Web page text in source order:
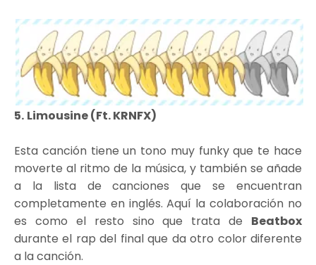
5. Limousine (Ft. KRNFX)
Esta canción tiene un tono muy funky que te hace
moverte al ritmo de la música, y también se añade
a la lista de canciones que se encuentran
completamente en inglés. Aquí la colaboración no
es como el resto sino que trata de Beatbox
durante el rap del final que da otro color diferente
a la canción.